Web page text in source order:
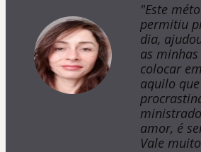
"Este
permitiu
dia,
as
colocar
aquilo que
amor, é
Vale